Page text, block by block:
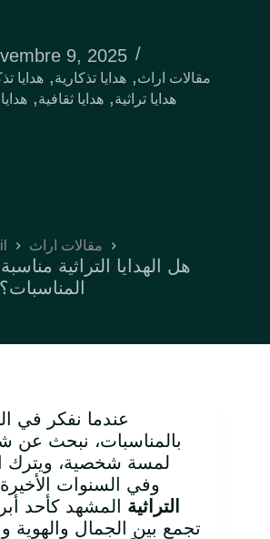
9, 2025
مقالات اراث, هدايا تذكارية, هدايا
هدايا تراثية, هدايا ثقافية,
مقالات اراث
هل الهدايا التراثية
المناسبات؟
عندما نفكر في
بالمناسبات، نبحث عن
لمسة شخصية، ويترك
وفي السنوات
التراثية المشهد كأحد
تجمع بين الجمال والهوية